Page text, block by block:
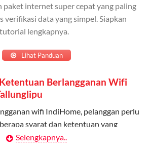
digunakan di seluruh Indonesia
3G, dan 4G.
digunakan di dalam negeri.
Kuota Keluarga
Admin dapat mendaftarkan anggota
MyTelkomsel atau website Telkomsel One.
Setelah terdaftar, anggota bisa langsung
paket internet super cepat yang paling
verifikasi data yang simpel. Siapkan
lengkapnya.
Lihat Panduan
Berlangganan Wifi
wifi IndiHome, pelanggan perlu
syarat dan ketentuan yang
Selengkapnya..